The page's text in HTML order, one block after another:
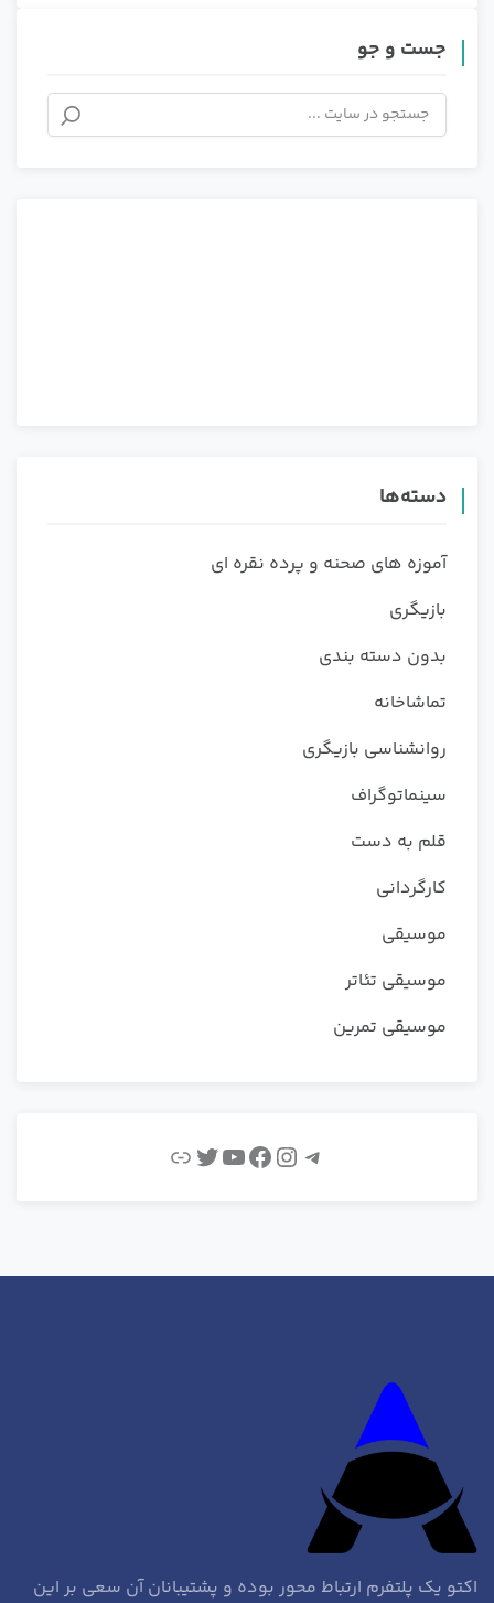
جست و جو
دسته‌ها
آموزه های صحنه و پرده نقره ای
بازیگری
بدون دسته بندی
تماشاخانه
روانشناسی بازیگری
سینماتوگراف
قلم به دست
کارگردانی
موسیقی
موسیقی تئاتر
موسیقی تمرین
اکتو یک پلتفرم ارتباط محور بوده و پشتیبانان آن سعی بر این